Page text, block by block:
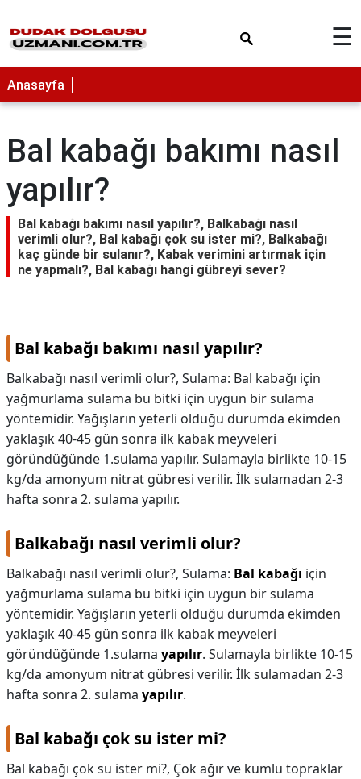
☰
Anasayfa
Bal kabağı bakımı nasıl
yapılır?
Bal kabağı bakımı nasıl yapılır?, Balkabağı nasıl
verimli olur?, Bal kabağı çok su ister mi?, Balkabağı
kaç günde bir sulanır?, Kabak verimini artırmak için
ne yapmalı?, Bal kabağı hangi gübreyi sever?
Bal kabağı bakımı nasıl yapılır?
Balkabağı nasıl verimli olur?, Sulama: Bal kabağı için
yağmurlama sulama bu bitki için uygun bir sulama
yöntemidir. Yağışların yeterli olduğu durumda ekimden
yaklaşık 40-45 gün sonra ilk kabak meyveleri
göründüğünde 1.sulama yapılır. Sulamayla birlikte 10-15
kg/da amonyum nitrat gübresi verilir. İlk sulamadan 2-3
hafta sonra 2. sulama yapılır.
Balkabağı nasıl verimli olur?
Balkabağı nasıl verimli olur?, Sulama: Bal kabağı için
yağmurlama sulama bu bitki için uygun bir sulama
yöntemidir. Yağışların yeterli olduğu durumda ekimden
yaklaşık 40-45 gün sonra ilk kabak meyveleri
göründüğünde 1.sulama yapılır. Sulamayla birlikte 10-15
kg/da amonyum nitrat gübresi verilir. İlk sulamadan 2-3
hafta sonra 2. sulama yapılır.
Bal kabağı çok su ister mi?
Bal kabağı çok su ister mi?, Çok ağır ve kumlu topraklar